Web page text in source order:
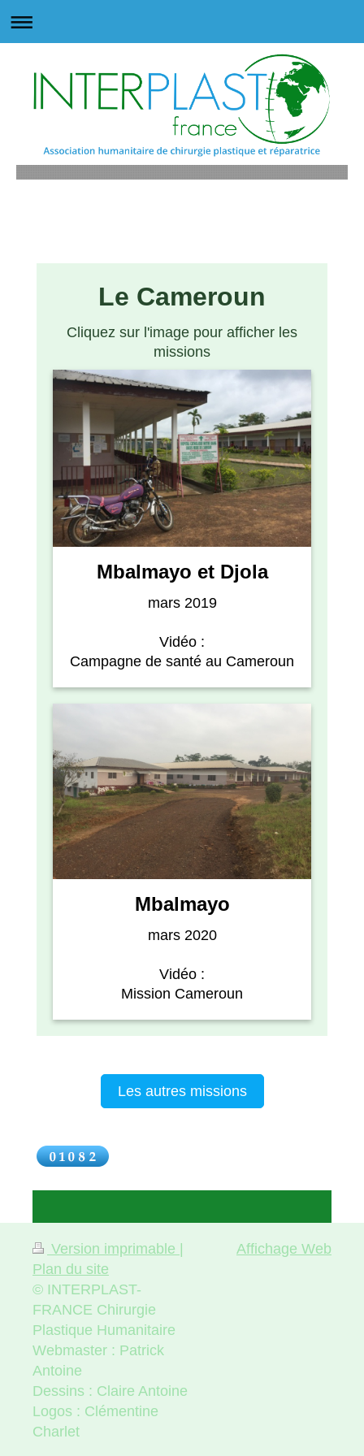
Le Cameroun
Cliquez sur l'image pour afficher les
missions
Mbalmayo et Djola
mars 2019
Vidéo :
Campagne de santé au Cameroun
Mbalmayo
mars 2020
Vidéo :
Mission Cameroun
Les autres missions
Version imprimable
Plan du site
© INTERPLAST-
FRANCE Chirurgie
Plastique Humanitaire
Webmaster : Patrick
Antoine
Dessins : Claire Antoine
Logos : Clémentine
Charlet
Affichage Web